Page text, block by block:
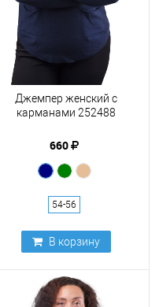
Джемпер женский с
карманами 252488
660
54-56
В корзину